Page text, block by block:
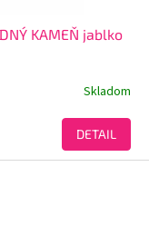
KAMEŇ jablko
Skladom
DETAIL